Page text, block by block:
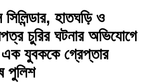
হাতঘড়ি ও
চুরির ঘটনার অভিযোগে
যুবককে গ্রেপ্তার
পুলিশ